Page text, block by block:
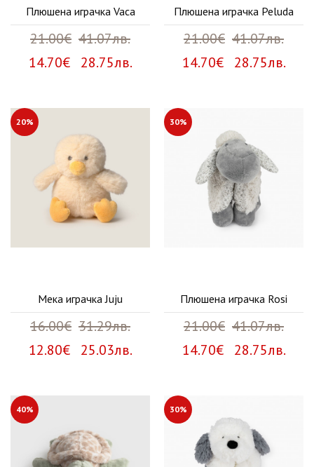
Плюшена играчка Vaca
21.00€ 41.07лв.
14.70€ 28.75лв.
Плюшена играчка Peluda
21.00€ 41.07лв.
14.70€ 28.75лв.
20%
Мека играчка Juju
16.00€ 31.29лв.
12.80€ 25.03лв.
30%
Плюшена играчка Rosi
21.00€ 41.07лв.
14.70€ 28.75лв.
40% 30%